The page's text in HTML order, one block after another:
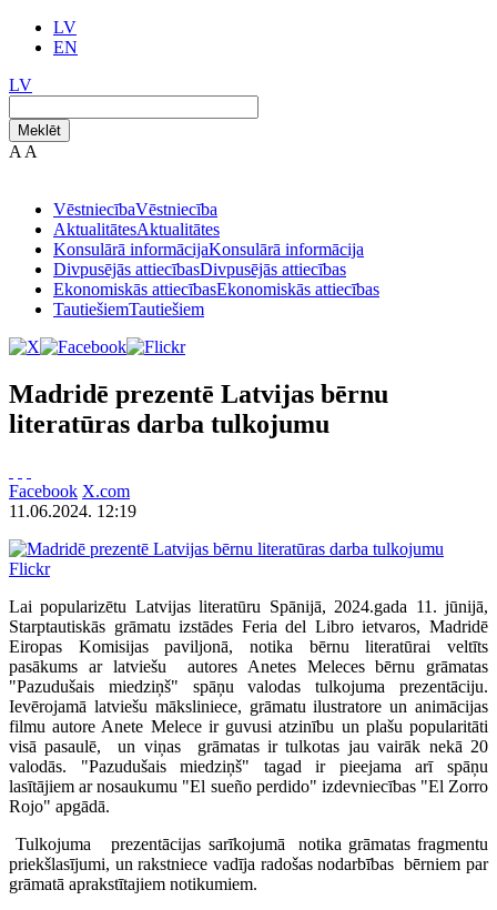
LV
EN
LV
Meklēt
A A
VēstniecībaVēstniecība
AktualitātesAktualitātes
Konsulārā informācijaKonsulārā informācija
Divpusējās attiecībasDivpusējās attiecības
Ekonomiskās attiecībasEkonomiskās attiecības
TautiešiemTautiešiem
Madridē prezentē Latvijas bērnu
literatūras darba tulkojumu
Facebook X.com
11.06.2024. 12:19
Flickr
Lai popularizētu Latvijas literatūru Spānijā, 2024.gada 11. jūnijā,
Starptautiskās grāmatu izstādes Feria del Libro ietvaros, Madridē
Eiropas Komisijas paviljonā, notika bērnu literatūrai veltīts
pasākums ar latviešu autores Anetes Meleces bērnu grāmatas
"Pazudušais miedziņš" spāņu valodas tulkojuma prezentāciju.
Ievērojamā latviešu māksliniece, grāmatu ilustratore un animācijas
filmu autore Anete Melece ir guvusi atzinību un plašu popularitāti
visā pasaulē, un viņas grāmatas ir tulkotas jau vairāk nekā 20
valodās. "Pazudušais miedziņš" tagad ir pieejama arī spāņu
lasītājiem ar nosaukumu "El sueño perdido" izdevniecības "El Zorro
Rojo" apgādā.
Tulkojuma prezentācijas sarīkojumā notika grāmatas fragmentu
priekšlasījumi, un rakstniece vadīja radošas nodarbības bērniem par
grāmatā aprakstītajiem notikumiem.